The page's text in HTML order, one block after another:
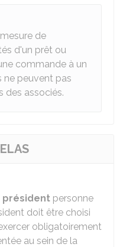
de
d'un prêt ou
commande à un
ne peuvent pas
des associés.
président personne
doit être choisi
obligatoirement
au sein de la